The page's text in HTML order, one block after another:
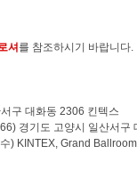
셔 를 참조하시기 바랍니다.
구 대화동 2306 킨텍스
경기도 고양시 일산서구
) KINTEX, Grand Ballroom